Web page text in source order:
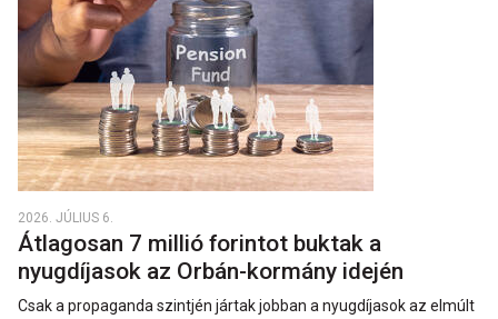
2026. JÚLIUS 6.
Átlagosan 7 millió forintot buktak a
nyugdíjasok az Orbán-kormány idején
Csak a propaganda szintjén jártak jobban a nyugdíjasok az elmúlt